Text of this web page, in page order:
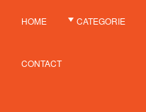
HOME CATEGORIE
CONTACT